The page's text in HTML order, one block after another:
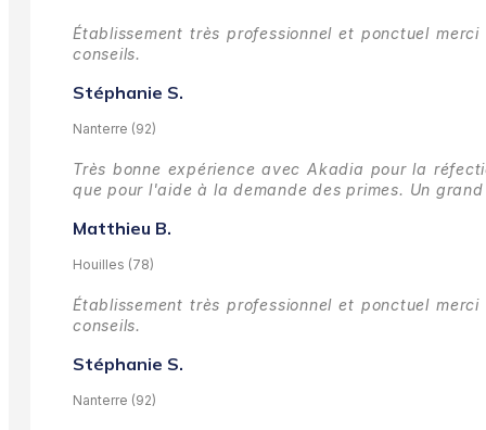
Établissement très professionnel et ponctuel
conseils.
Stéphanie S.
Nanterre (92)
Très bonne expérience avec Akadia pour la
que pour l'aide à la demande des primes. Un
Matthieu B.
Houilles (78)
Établissement très professionnel et ponctuel
conseils.
Stéphanie S.
Nanterre (92)